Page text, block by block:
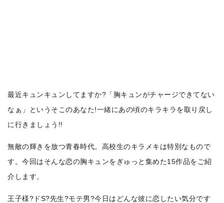
最近キュンキュンしてますか? 「胸キュンがチャージできてない
なぁ」というそこのあなた!一緒にあの頃のキラキラを取り戻し
に行きましょう!!
無敵の輝きを放つ青春時代。高校生のキラメキは特別なもので
す。今回はそんな恋の胸キュンをぎゅっと集めた15作品をご紹
介します。
王子様?ドS?先生?モテ男?今日はどんな彼に恋したい気分です